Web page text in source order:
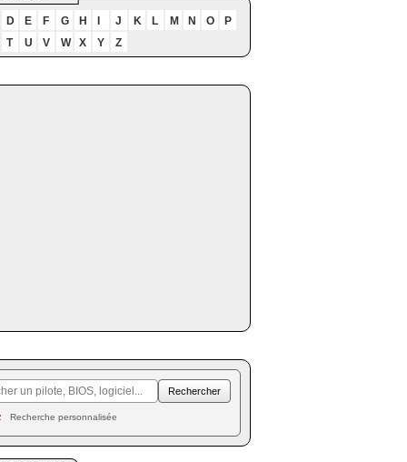
D E F G H J K L M N O
P
T
U V W X Y Z
Recherche personnalisée